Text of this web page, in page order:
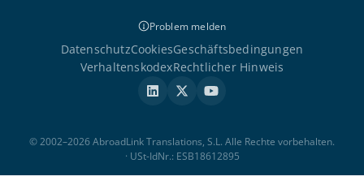
Problem melden
DatenschutzCookiesGeschäftsbedingungen
VerhaltenskodexRechtlicher Hinweis
© 2002–2026 AbroadLink Translations, S.L. Alle Rechte vorbehalten.
· USt-IdNr.: ESB18612895